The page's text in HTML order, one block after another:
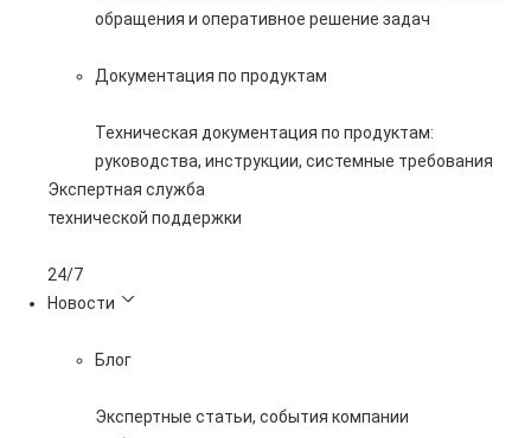
обращения и оперативное решение задач
Документация по продуктам
Техническая документация по продуктам:
руководства, инструкции, системные требования
Экспертная служба
технической поддержки
365 дней
Новости
Блог
Экспертные статьи, события компании